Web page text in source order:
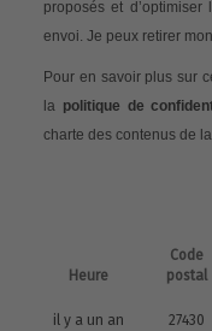
proposés et
envoi. Je peux retirer
Pour en savoir plus sur
la politique de
charte des contenus de
Heure
Code
postal
il y a un an 27430